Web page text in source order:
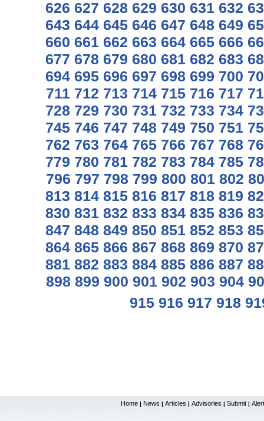
626 627 628 629 630 631 632
643 644 645 646 647 648 649
660 661 662 663 664 665 666
677 678 679 680 681 682 683
694 695 696 697 698 699 700
711 712 713 714 715 716 717
728 729 730 731 732 733 734
745 746 747 748 749 750 751
762 763 764 765 766 767 768
779 780 781 782 783 784 785
796 797 798 799 800 801 802
813 814 815 816 817 818 819
830 831 832 833 834 835 836
847 848 849 850 851 852 853
864 865 866 867 868 869 870
881 882 883 884 885 886 887
898 899 900 901 902 903 904
915 916 917 918
Home | News | Articles | Advisories | Submit |